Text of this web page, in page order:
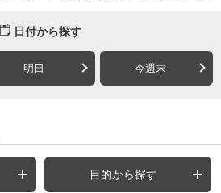
日付から探す
明日 今週末
目的から探す